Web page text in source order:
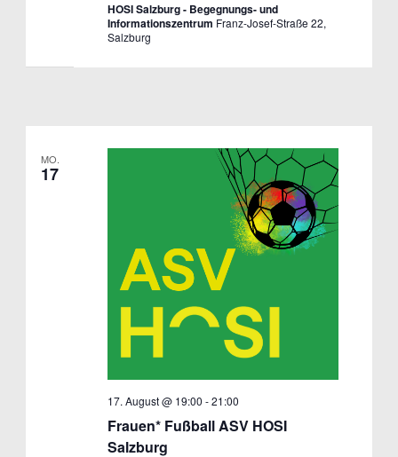
HOSI Salzburg - Begegnungs- und
Informationszentrum Franz-Josef-Straße 22,
Salzburg
MO.
17
Frauen* Fußball ASV HOSI
Salzburg
17. August @ 19:00 -21:00